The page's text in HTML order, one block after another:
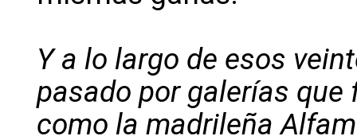
Y a lo largo de esos
pasado por galerías que
como la madrileña